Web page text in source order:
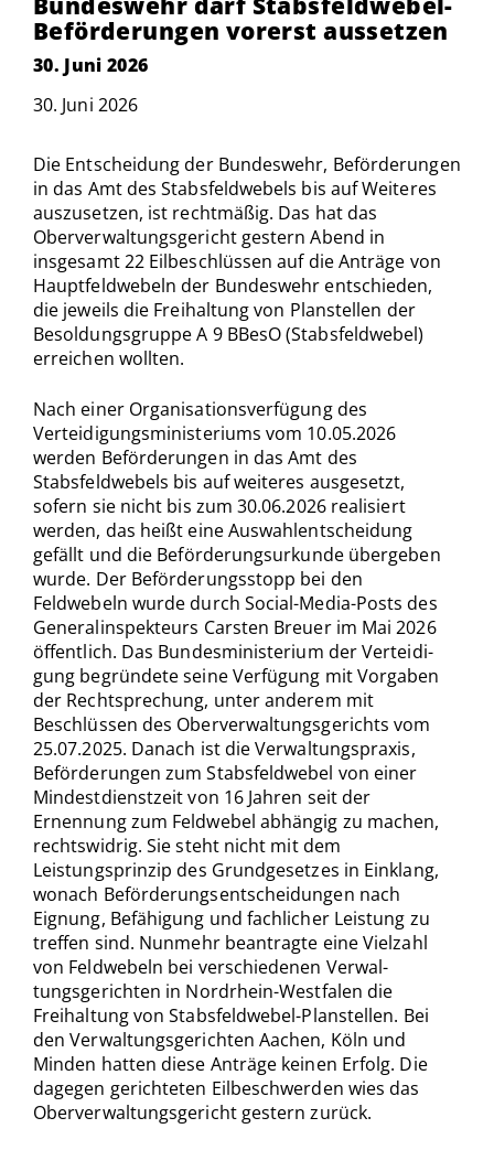
Beförderungen vorerst aussetzen
30. Juni 2026
30. Juni 2026
Die Entscheidung der Bundeswehr, Beförderungen
in das Amt des Stabsfeldwebels bis auf Weiteres
auszusetzen, ist rechtmäßig. Das hat das
Oberverwaltungsgericht gestern Abend in
insgesamt 22 Eilbeschlüssen auf die Anträge von
Hauptfeldwebeln der Bundeswehr entschieden,
die jeweils die Freihaltung von Planstellen der
Besol­dungsgruppe A 9 BBesO (Stabsfeldwebel)
erreichen wollten.
Nach einer Organisationsverfügung des
Verteidigungsministeriums vom 10.05.2026
werden Beförderungen in das Amt des
Stabsfeldwebels bis auf weiteres ausgesetzt,
sofern sie nicht bis zum 30.06.2026 realisiert
werden, das heißt eine Auswahlent­scheidung
gefällt und die Beförderungsurkunde übergeben
wurde. Der Beförde­rungsstopp bei den
Feldwebeln wurde durch Social-Media-Posts des
Generalinspek­teurs Carsten Breuer im Mai 2026
öffentlich. Das Bundesministerium der Verteidi­
gung begründete seine Verfügung mit Vorgaben
der Rechtsprechung, unter anderem mit
Beschlüssen des Oberverwaltungsgerichts vom
25.07.2025. Danach ist die Ver­waltungspraxis,
Beförderungen zum Stabsfeldwebel von einer
Mindestdienstzeit von 16 Jahren seit der
Ernennung zum Feldwebel abhängig zu machen,
rechtswidrig. Sie steht nicht mit dem
Leistungsprinzip des Grundgesetzes in Einklang,
wonach Beför­derungsentscheidungen nach
Eignung, Befähigung und fachlicher Leistung zu
treffen sind. Nunmehr beantragte eine Vielzahl
von Feldwebeln bei verschiedenen Verwal­
tungsgerichten in Nordrhein-Westfalen die
Freihaltung von Stabsfeldwebel-Planstel­len. Bei
den Verwaltungsgerichten Aachen, Köln und
Minden hatten diese Anträge keinen Erfolg. Die
dagegen gerichteten Eilbeschwerden wies das
Oberverwaltungs­gericht gestern zurück.